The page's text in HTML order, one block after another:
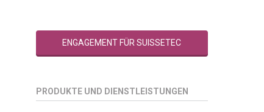
ENGAGEMENT FÜR SUISSETEC
PRODUKTE UND DIENSTLEISTUNGEN